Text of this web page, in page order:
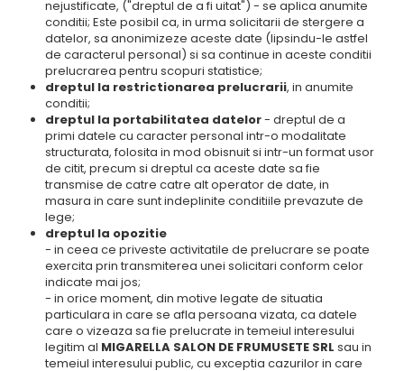
nejustificate, ("dreptul de a fi uitat") - se aplica anumite
conditii; Este posibil ca, in urma solicitarii de stergere a
datelor, sa anonimizeze aceste date (lipsindu-le astfel
de caracterul personal) si sa continue in aceste conditii
prelucrarea pentru scopuri statistice;
dreptul la restrictionarea prelucrarii, in anumite
conditii;
dreptul la portabilitatea datelor- dreptul de a
primi datele cu caracter personal intr-o modalitate
structurata, folosita in mod obisnuit si intr-un format usor
de citit, precum si dreptul ca aceste date sa fie
transmise de catre catre alt operator de date, in
masura in care sunt indeplinite conditiile prevazute de
lege;
dreptul la opozitie
- in ceea ce priveste activitatile de prelucrare se poate
exercita prin transmiterea unei solicitari conform celor
indicate mai jos;
- in orice moment, din motive legate de situatia
particulara in care se afla persoana vizata, ca datele
care o vizeaza sa fie prelucrate in temeiul interesului
legitim al MIGARELLA SALON DE FRUMUSETE SRL sau in
temeiul interesului public, cu exceptia cazurilor in care